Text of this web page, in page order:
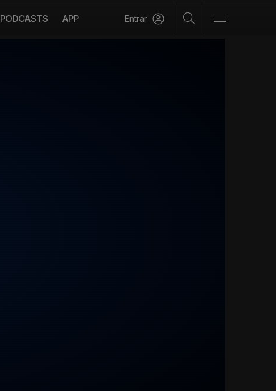
PODCASTS APP Entrar